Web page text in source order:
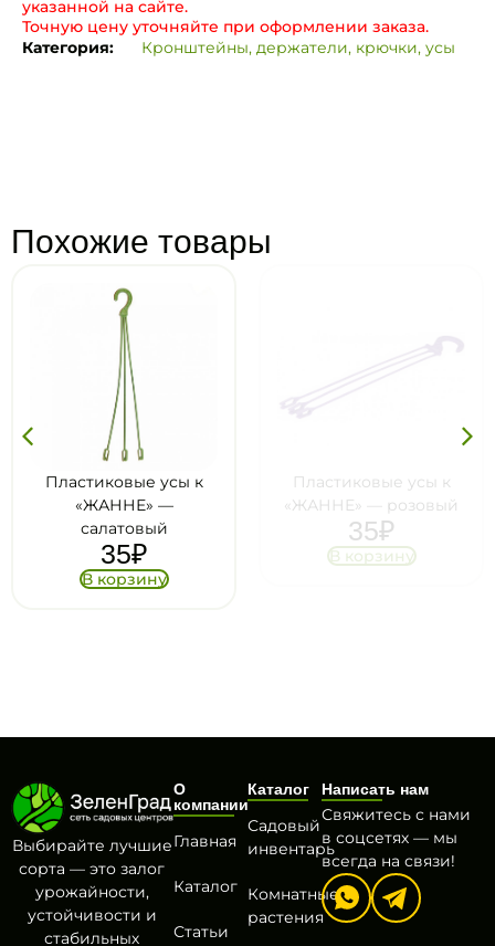
указанной на сайте.
Точную цену уточняйте при оформлении заказа.
Категория:
Кронштейны, держатели, крючки, усы
Похожие товары
Пластиковые усы к
«ЖАННЕ» —
салатовый
35₽
В корзину
Пластиковые усы к
«ЖАННЕ» — розовый
35₽
В корзину
Выбирайте лучшие
сорта — это залог
урожайности,
устойчивости и
стабильных
О
компании
Главная
Каталог
Статьи
Каталог
Садовый
инвентарь
Комнатные
растения
Написать нам
Свяжитесь с нами
в соцсетях — мы
всегда на связи!